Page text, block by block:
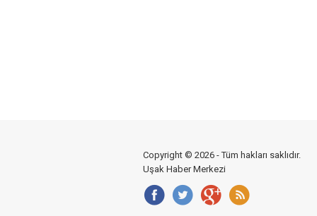
Copyright © 2026 - Tüm hakları saklıdır.
Uşak Haber Merkezi